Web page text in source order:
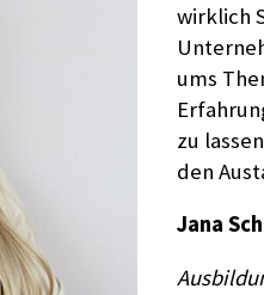
wirklich
ums
zu
den
Jana